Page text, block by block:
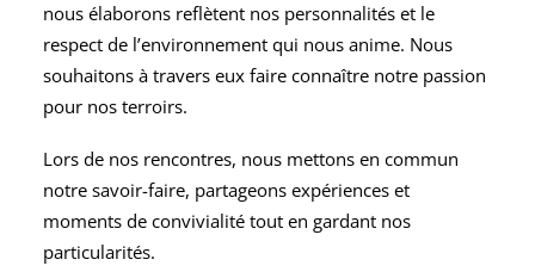
nous élaborons reflètent nos personnalités et le
respect de l’environnement qui nous anime. Nous
souhaitons à travers eux faire connaître notre passion
pour nos terroirs.
Lors de nos rencontres, nous mettons en commun
notre savoir-faire, partageons expériences et
moments de convivialité tout en gardant nos
particularités.